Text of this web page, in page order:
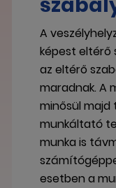
A
képest eltérő
az eltérő
maradnak. A
minősül majd
munkáltató
munka is
esetben a